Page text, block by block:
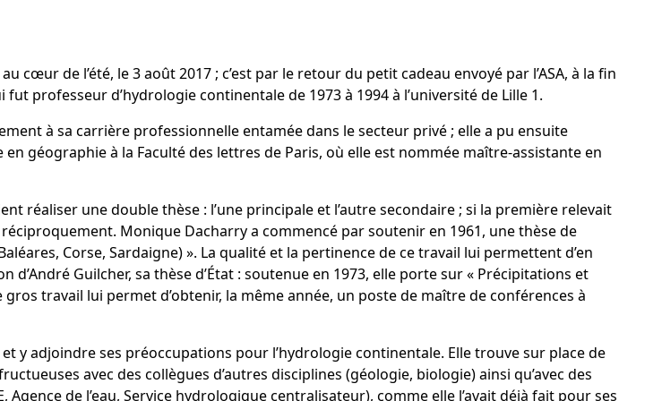
cœur de l’été, le 3 août 2017 ; c’est par le retour du petit cadeau envoyé par l’ASA, à la fin
professeur d’hydrologie continentale de 1973 à 1994 à l’université de Lille 1.
à sa carrière professionnelle entamée dans le secteur privé ; elle a pu ensuite
géographie à la Faculté des lettres de Paris, où elle est nommée maître-assistante en
réaliser une double thèse : l’une principale et l’autre secondaire ; si la première relevait
Monique Dacharry a commencé par soutenir en 1961, une thèse de
Corse, Sardaigne) ». La qualité et la pertinence de ce travail lui permettent d’en
Guilcher, sa thèse d’État : soutenue en 1973, elle porte sur « Précipitations et
travail lui permet d’obtenir, la même année, un poste de maître de conférences à
y adjoindre ses préoccupations pour l’hydrologie continentale. Elle trouve sur place de
avec des collègues d’autres disciplines (géologie, biologie) ainsi qu’avec des
de l’eau, Service hydrologique centralisateur), comme elle l’avait déjà fait pour ses